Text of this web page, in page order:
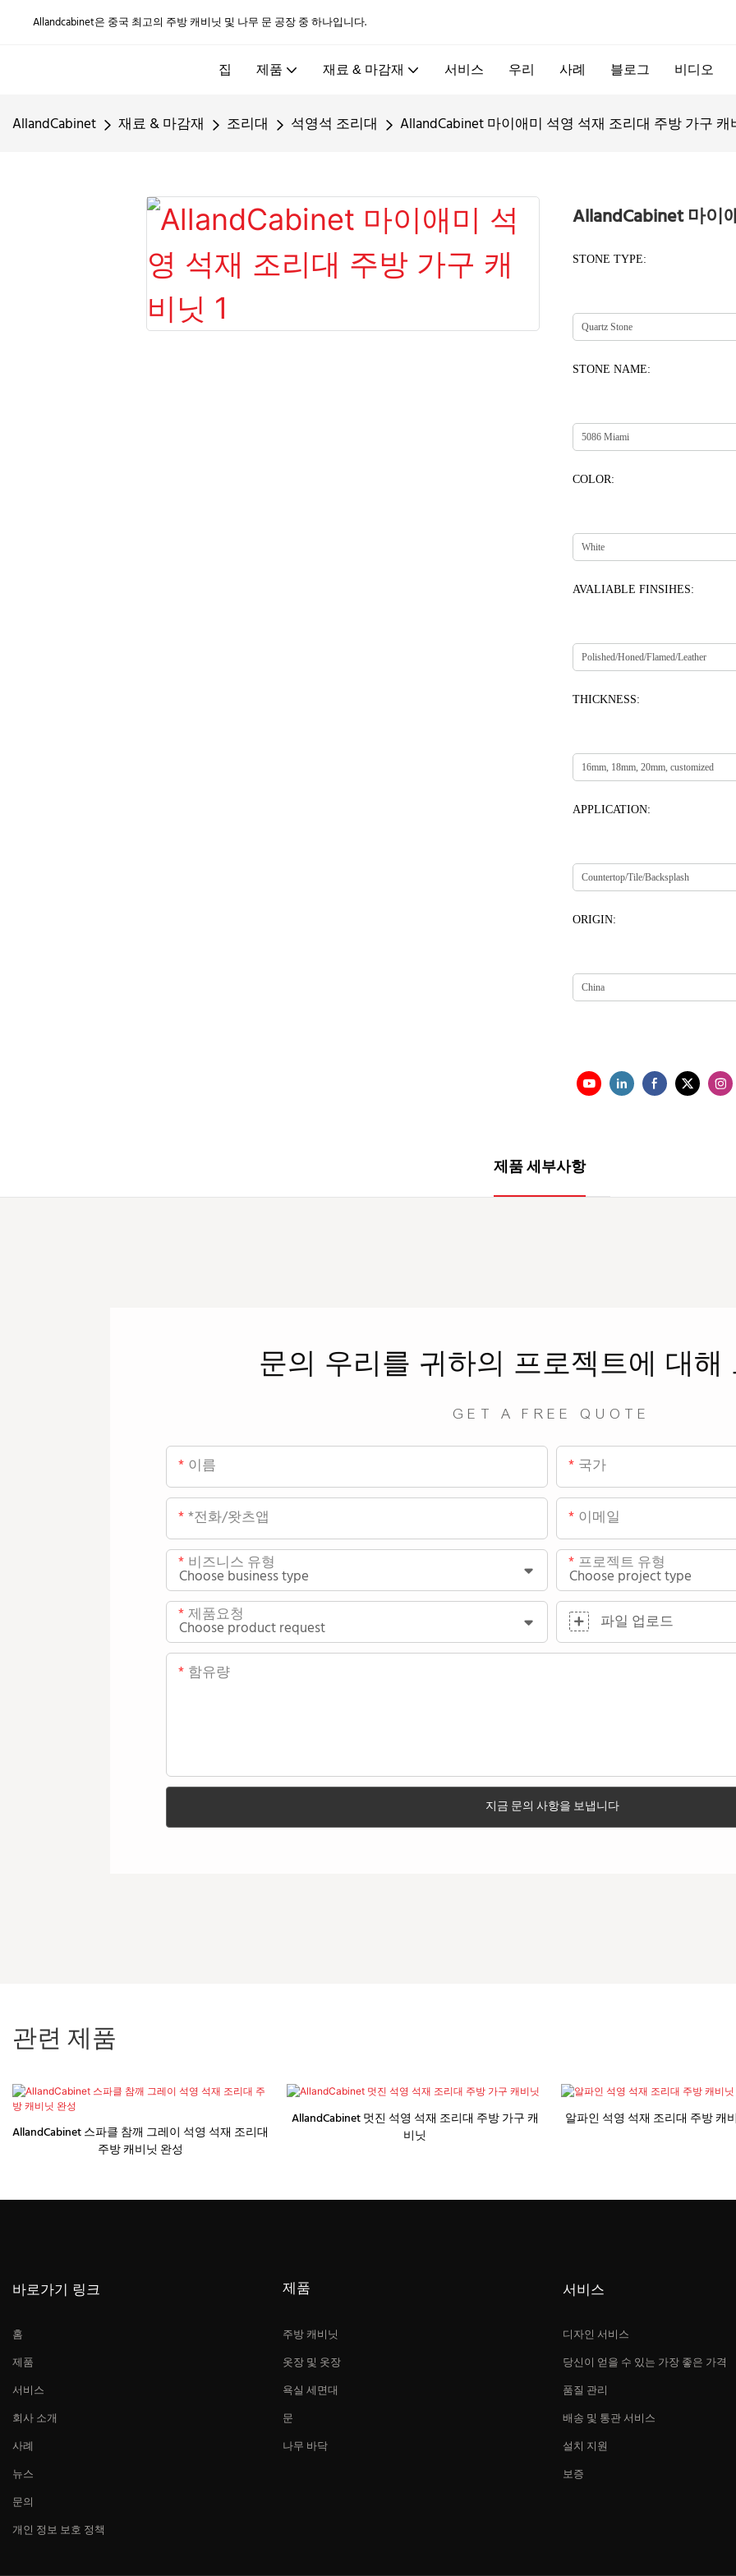
Allandcabinet은 중국 최고의 주방 캐비닛 및 나무 문 공장 중 하나입니다.
집 제품 재료 & 마감재 서비스 우리 사례 블로그 비디오
AllandCabinet 재료 & 마감재 조리대 석영석 조리대 AllandCabinet 마이애미 석영 석재 조리대 주방 가구 캐
AllandCabinet 마이
STONE TYPE:
STONE NAME:
COLOR:
AVALIABLE FINSIHES:
THICKNESS:
APPLICATION:
ORIGIN:
제품 세부사항
문의 우리를 귀하의 프로젝트에 대해
GET A FREE QUOTE
이름 국가
*전화/왓츠앱 이메일
비즈니스 유형 프로젝트 유형
제품요청 파일 업로드
함유량
지금 문의 사항을 보냅니다
관련 제품
AllandCabinet 스파클 참깨 그레이 석영 석재 조리대
주방 캐비닛 완성
AllandCabinet 멋진 석영 석재 조리대 주방 가구 캐
비닛
알파인 석영 석재 조리대 주방 캐
바로가기 링크
홈
제품
서비스
회사 소개
사례
뉴스
문의
개인 정보 보호 정책
제품
주방 캐비닛
옷장 및 옷장
욕실 세면대
문
나무 바닥
서비스
디자인 서비스
당신이 얻을 수 있는 가장 좋은 가격
품질 관리
배송 및 통관 서비스
설치 지원
보증